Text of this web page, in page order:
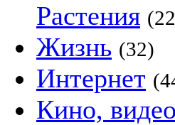
Растения
Жизнь (32)
Интернет
Кино, видео